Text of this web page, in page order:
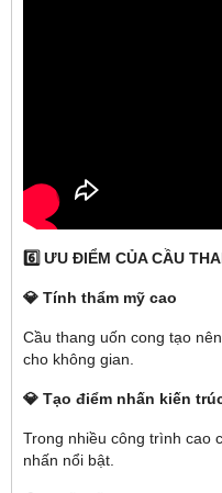
6️⃣ ƯU ĐIỂM CỦA CẦU
💎 Tính thẩm mỹ cao
Cầu thang uốn cong tạo
cho không gian.
💎 Tạo điểm nhấn kiến
Trong nhiều công trình cao
nhấn nổi bật.